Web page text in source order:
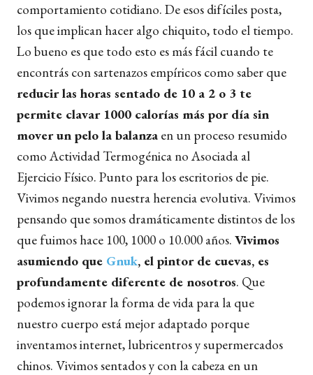
comportamiento cotidiano. De esos difíciles posta,
los que implican hacer algo chiquito, todo el tiempo.
Lo bueno es que todo esto es más fácil cuando te
encontrás con sartenazos empíricos como saber que
reducir las horas sentado de 10 a 2 o 3 te
permite clavar 1000 calorías más por día sin
mover un pelo la balanza en un proceso resumido
como Actividad Termogénica no Asociada al
Ejercicio Físico. Punto para los escritorios de pie.
Vivimos negando nuestra herencia evolutiva. Vivimos
pensando que somos dramáticamente distintos de los
que fuimos hace 100, 1000 o 10.000 años. Vivimos
asumiendo que Gnuk, el pintor de cuevas, es
profundamente diferente de nosotros. Que
podemos ignorar la forma de vida para la que
nuestro cuerpo está mejor adaptado porque
inventamos internet, lubricentros y supermercados
chinos. Vivimos sentados y con la cabeza en un